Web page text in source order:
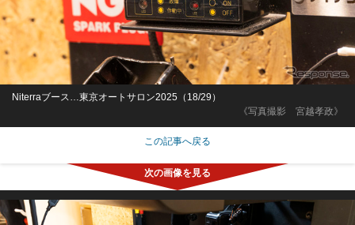
《写真撮影 宮越孝政》
Niterraブース…東京オートサロン2025（18/29）
この記事へ戻る